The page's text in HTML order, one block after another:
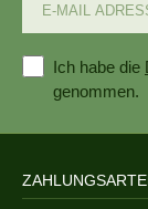
Ich habe die
genommen.